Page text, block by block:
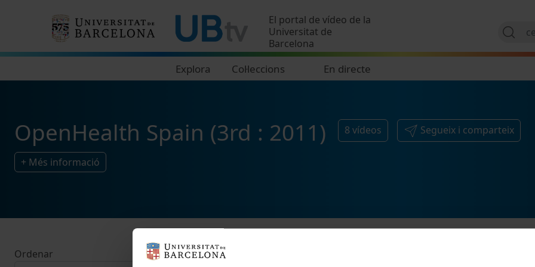
El portal de vídeo de la
Universitat de
Barcelona
Explora Col·leccions En directe
OpenHealth Spain (3rd : 2011) 8 vídeos Segueix i comparteix
+ Més informació
Ordenar